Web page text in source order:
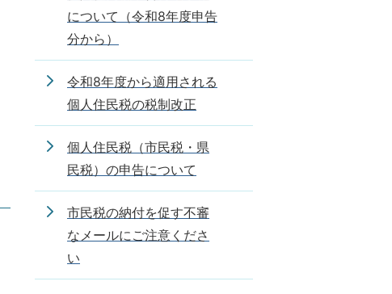
について（令和8年度申告
分から）
令和8年度から適用される
個人住民税の税制改正
個人住民税（市民税・県
民税）の申告について
市民税の納付を促す不審
なメールにご注意くださ
い